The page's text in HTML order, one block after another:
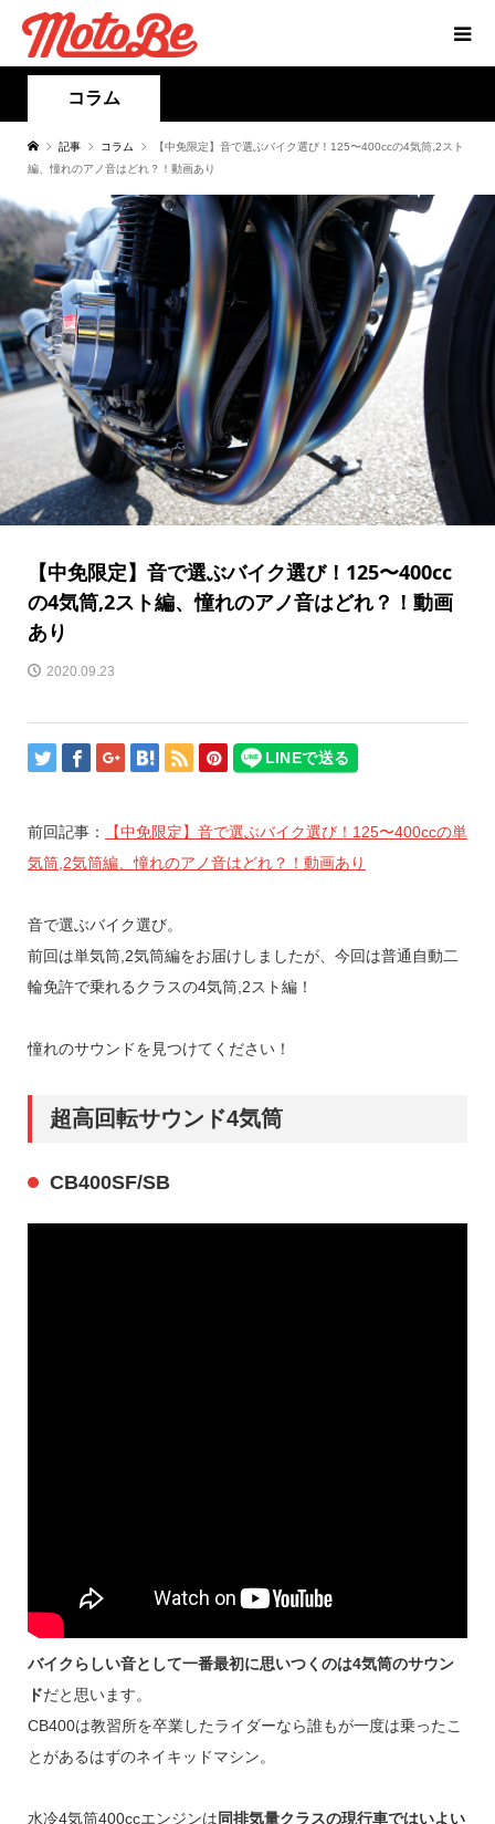
コラム
記事 コラム
【中免限定】音で選ぶバイク選び！125〜400ccの4気筒,2スト
編、憧れのアノ音はどれ？！動画あり
【中免限定】音で選ぶバイク選び！125〜400cc
の4気筒,2スト編、憧れのアノ音はどれ？！動画
あり
2020.09.23
前回記事：
【中免限定】音で選ぶバイク選び！125〜400ccの単
気筒,2気筒編、憧れのアノ音はどれ？！動画あり
音で選ぶバイク選び。
前回は単気筒,2気筒編をお届けしましたが、今回は普通自動二
輪免許で乗れるクラスの4気筒,2スト編！
憧れのサウンドを見つけてください！
超高回転サウンド4気筒
CB400SF/SB
バイクらしい音として一番最初に思いつくのは4気筒のサウン
ドだと思います。
CB400は教習所を卒業したライダーなら誰もが一度は乗ったこ
とがあるはずのネイキッドマシン。
水冷4気筒400ccエンジンは同排気量クラスの現行車ではいよい